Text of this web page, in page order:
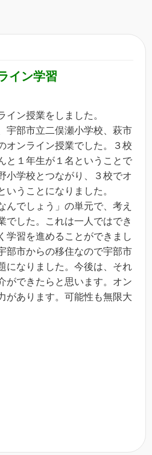
イン学習
ン授業をしました。
宇部市立二俣瀬小学校、萩市
オンライン授業でした。３校
と１年生が１名ということで
小学校とつながり、３校でオ
いうことになりました。
でしょう」の単元で、考え
でした。これは一人ではでき
学習を進めることができまし
部市からの移住なので宇部市
になりました。今後は、それ
ができたらと思います。オン
があります。可能性も無限大